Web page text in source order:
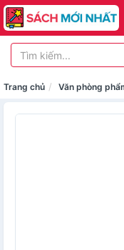
Trang chủ Văn phòng